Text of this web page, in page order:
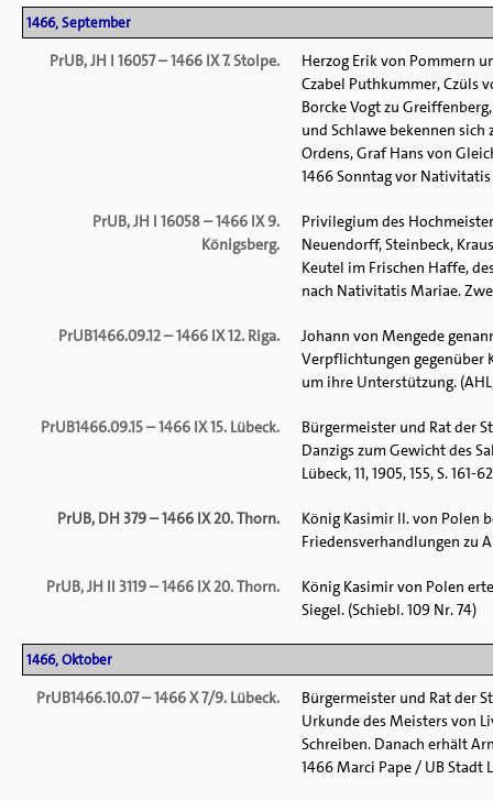
1466, September
PrUB, JH I 16057 – 1466 IX 7. Stolpe.
Herzog Erik von Pommern
Czabel Puthkummer, Czüls
Borcke Vogt zu
und Schlawe bekennen
Ordens, Graf Hans von
1466 Sonntag vor
PrUB, JH I 16058 – 1466 IX 9.
Königsberg.
Privilegium des
Neuendorff, Steinbeck,
Keutel im Frischen Haffe,
nach Nativitatis Mariae.
PrUB1466.09.12 – 1466 IX 12. Riga.
Johann von Mengede
Verpflichtungen gegenüber
um ihre Unterstützung.
PrUB1466.09.15 – 1466 IX 15. Lübeck.
Bürgermeister und Rat der
Danzigs zum Gewicht des
Lübeck, 11, 1905, 155, S. 161-
PrUB, DH 379 – 1466 IX 20. Thorn.
König Kasimir II. von Polen
Friedensverhandlungen zu
PrUB, JH II 3119 – 1466 IX 20. Thorn.
König Kasimir von Polen
Siegel. (Schiebl. 109 Nr. 74)
1466, Oktober
PrUB1466.10.07 – 1466 X 7/9. Lübeck.
Bürgermeister und Rat der
Urkunde des Meisters von
Schreiben. Danach erhält
1466 Marci Pape / UB Stadt